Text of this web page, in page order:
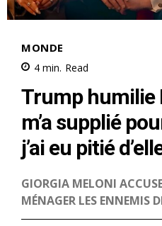
MONDE
4 min. Read
Trump humilie
m’a supplié
j’ai eu pitié
GIORGIA MELONI
MÉNAGER LES ENNEMIS